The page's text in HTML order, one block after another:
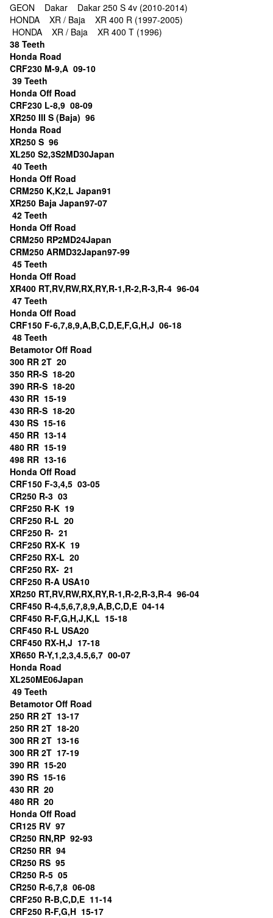
GEON Dakar Dakar 250 S 4v (2010-2014)
HONDA XR / Baja XR 400 R (1997-2005)
HONDA XR / Baja XR 400 T (1996)
38 Teeth
Honda Road
CRF230 M-9,A 09-10
39 Teeth
Honda Off Road
CRF230 L-8,9 08-09
XR250 III S (Baja) 96
Honda Road
XR250 S 96
XL250 S2,3S2MD30Japan
40 Teeth
Honda Off Road
CRM250 K,K2,L Japan91
XR250 Baja Japan97-07
42 Teeth
Honda Off Road
CRM250 RP2MD24Japan
CRM250 ARMD32Japan97-99
45 Teeth
Honda Off Road
XR400 RT,RV,RW,RX,RY,R-1,R-2,R-3,R-4 96-04
47 Teeth
Honda Off Road
CRF150 F-6,7,8,9,A,B,C,D,E,F,G,H,J 06-18
48 Teeth
Betamotor Off Road
300 RR 2T 20
350 RR-S 18-20
390 RR-S 18-20
430 RR 15-19
430 RR-S 18-20
430 RS 15-16
450 RR 13-14
480 RR 15-19
498 RR 13-16
Honda Off Road
CRF150 F-3,4,5 03-05
CR250 R-3 03
CRF250 R-K 19
CRF250 R-L 20
CRF250 R- 21
CRF250 RX-K 19
CRF250 RX-L 20
CRF250 RX- 21
CRF250 R-A USA10
XR250 RT,RV,RW,RX,RY,R-1,R-2,R-3,R-4 96-04
CRF450 R-4,5,6,7,8,9,A,B,C,D,E 04-14
CRF450 R-F,G,H,J,K,L 15-18
CRF450 R-L USA20
CRF450 RX-H,J 17-18
XR650 R-Y,1,2,3,4.5,6,7 00-07
Honda Road
XL250ME06Japan
49 Teeth
Betamotor Off Road
250 RR 2T 13-17
250 RR 2T 18-20
300 RR 2T 13-16
300 RR 2T 17-19
390 RR 15-20
390 RS 15-16
430 RR 20
480 RR 20
Honda Off Road
CR125 RV 97
CR250 RN,RP 92-93
CR250 RR 94
CR250 RS 95
CR250 R-5 05
CR250 R-6,7,8 06-08
CRF250 R-B,C,D,E 11-14
CRF250 R-F,G,H 15-17